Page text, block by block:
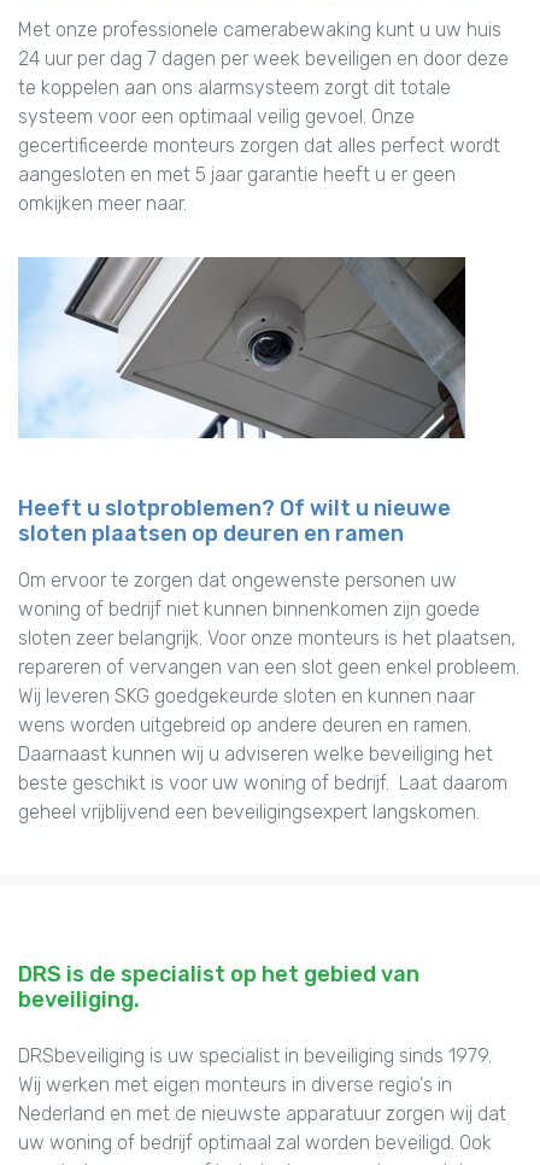
Met onze professionele camerabewaking kunt u uw huis
24 uur per dag 7 dagen per week beveiligen en door deze
te koppelen aan ons alarmsysteem zorgt dit totale
systeem voor een optimaal veilig gevoel. Onze
gecertificeerde monteurs zorgen dat alles perfect wordt
aangesloten en met 5 jaar garantie heeft u er geen
omkijken meer naar.
Heeft u slotproblemen? Of wilt u nieuwe
sloten plaatsen op deuren en ramen
Om ervoor te zorgen dat ongewenste personen uw
woning of bedrijf niet kunnen binnenkomen zijn goede
sloten zeer belangrijk. Voor onze monteurs is het plaatsen,
repareren of vervangen van een slot geen enkel probleem.
Wij leveren SKG goedgekeurde sloten en kunnen naar
wens worden uitgebreid op andere deuren en ramen.
Daarnaast kunnen wij u adviseren welke beveiliging het
beste geschikt is voor uw woning of bedrijf. Laat daarom
geheel vrijblijvend een beveiligingsexpert langskomen.
DRS is de specialist op het gebied van
beveiliging.
DRSbeveiliging is uw specialist in beveiliging sinds 1979.
Wij werken met eigen monteurs in diverse regio's in
Nederland en met de nieuwste apparatuur zorgen wij dat
uw woning of bedrijf optimaal zal worden beveiligd. Ook